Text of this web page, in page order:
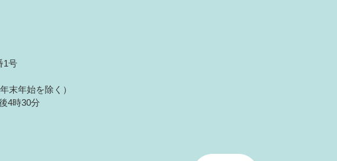
1号
末年始を除く）
4時30分